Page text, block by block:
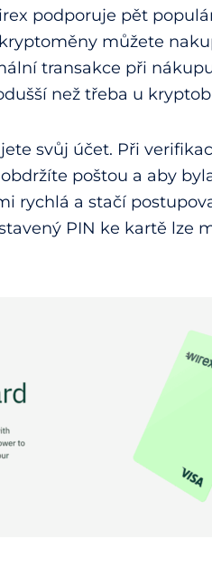
podporuje pět
můžete
transakce při
než třeba u
svůj účet. Při
poštou a aby
rychlá a stačí
PIN ke kartě lze